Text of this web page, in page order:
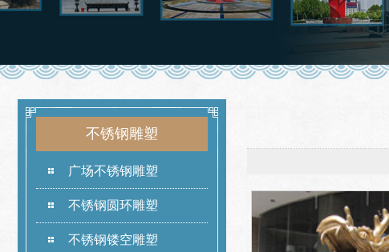
不锈钢雕塑
广场不锈钢雕塑
不锈钢圆环雕塑
不锈钢镂空雕塑